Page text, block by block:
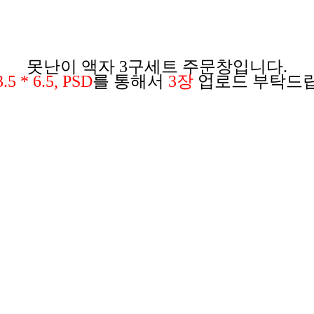
못난이 액자 3구세트 주문창입니다.
* 6.5, PSD를 통해서 3장 업로드 부탁드